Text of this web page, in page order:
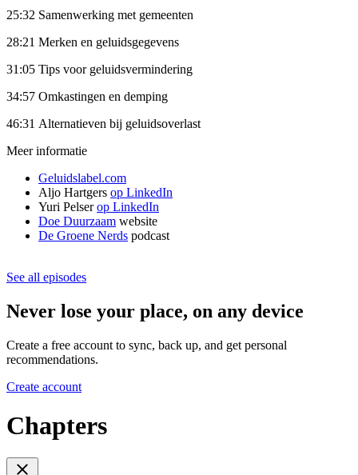
25:32 Samenwerking met gemeenten
28:21 Merken en geluidsgegevens
31:05 Tips voor geluidsvermindering
34:57 Omkastingen en demping
46:31 Alternatieven bij geluidsoverlast
Meer informatie
Geluidslabel.com
Aljo Hartgers op LinkedIn
Yuri Pelserop LinkedIn
Doe Duurzaam website
De Groene Nerds podcast
See all episodes
Never lose your place, on any device
Create a free account to sync, back up, and get personal
recommendations.
Create account
Chapters